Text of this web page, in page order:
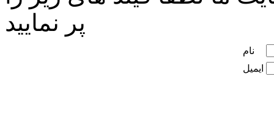
پر نمایید
نام
ایمیل